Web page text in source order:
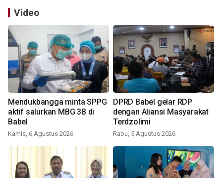
Video
Mendukbangga minta SPPG
aktif salurkan MBG 3B di
Babel
Kamis, 6 Agustus 2026
DPRD Babel gelar RDP
dengan Aliansi Masyarakat
Terdzolimi
Rabu, 5 Agustus 2026